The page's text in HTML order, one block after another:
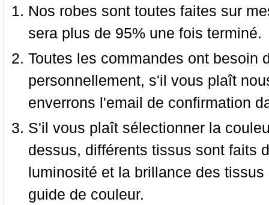
Nos robes sont toutes faites sur
sera plus de 95% une fois terminé.
Toutes les commandes ont besoin
personnellement, s'il vous plaît
enverrons l'email de confirmation
S'il vous plaît sélectionner la
dessus, différents tissus sont faits
luminosité et la brillance des
guide de couleur.